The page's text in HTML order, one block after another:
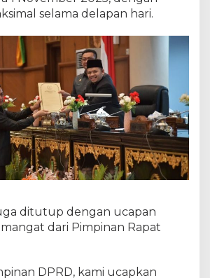
selama delapan hari.
ditutup dengan ucapan
dari Pimpinan Rapat
DPRD, kami ucapkan